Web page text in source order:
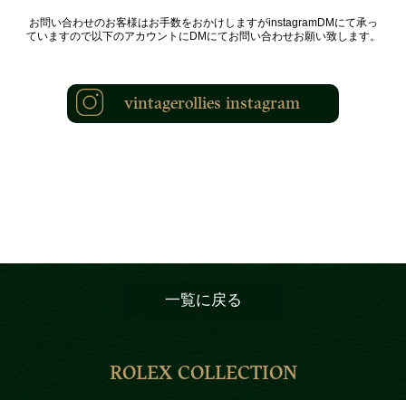
お問い合わせのお客様はお手数をおかけしますがinstagramDMにて承っ
ていますので以下のアカウントにDMにてお問い合わせお願い致します。
vintagerollies instagram
一覧に戻る
ROLEX COLLECTION